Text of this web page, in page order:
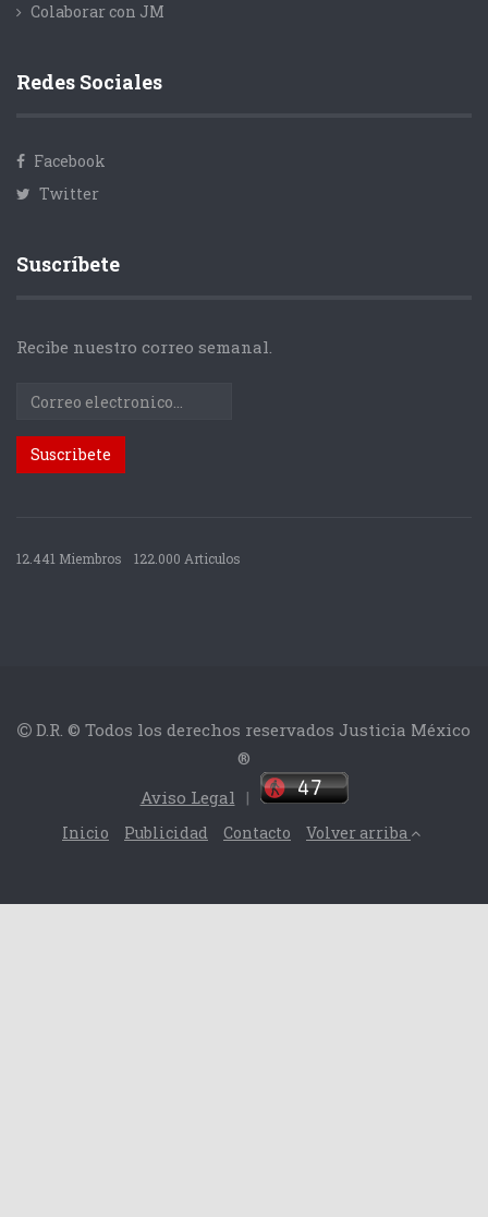
Colaborar con JM
Redes Sociales
Facebook
Twitter
Suscríbete
Recibe nuestro correo semanal.
12.441 Miembros 122.000 Articulos
D.R. © Todos los derechos reservados Justicia México
®
Aviso Legal |
Inicio Publicidad Contacto Volver arriba